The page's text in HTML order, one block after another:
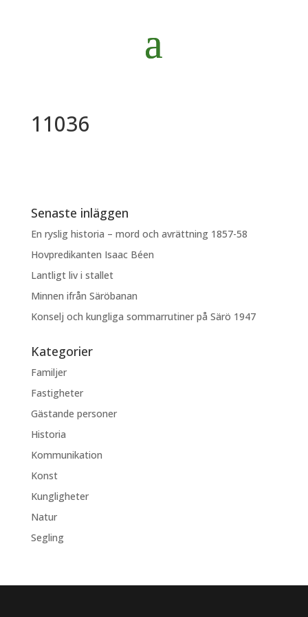
11036
Senaste inläggen
En ryslig historia – mord och avrättning 1857-58
Hovpredikanten Isaac Béen
Lantligt liv i stallet
Minnen ifrån Säröbanan
Konselj och kungliga sommarrutiner på Särö 1947
Kategorier
Familjer
Fastigheter
Gästande personer
Historia
Kommunikation
Konst
Kungligheter
Natur
Segling